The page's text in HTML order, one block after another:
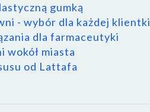
gumką
- wybór dla każdej klientki
dla farmaceutyki
wokół miasta
od Lattafa